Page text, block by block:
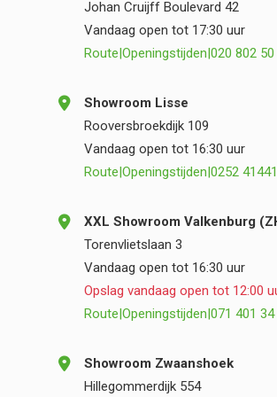
Johan Cruijff Boulevard 42
Vandaag open tot 17:30 uur
Route|Openingstijden|020 802 50
Showroom Lisse
Rooversbroekdijk 109
Vandaag open tot 16:30 uur
Route|Openingstijden|0252
XXL Showroom Valkenburg
Torenvlietslaan 3
Vandaag open tot 16:30 uur
Opslag vandaag open tot 12:00
Route|Openingstijden|071 401
Showroom Zwaanshoek
Hillegommerdijk 554